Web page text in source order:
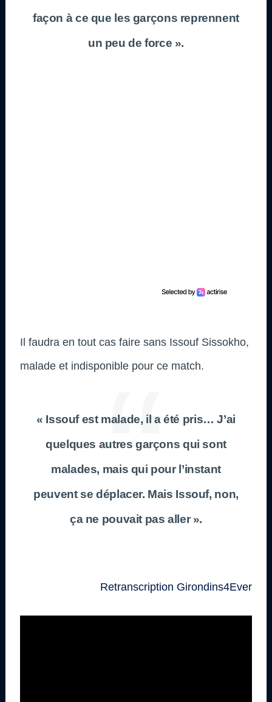
façon à ce que les garçons reprennent
un peu de force ».
Il faudra en tout cas faire sans Issouf Sissokho,
malade et indisponible pour ce match.
« Issouf est malade, il a été pris… J’ai
quelques autres garçons qui sont
malades, mais qui pour l’instant
peuvent se déplacer. Mais Issouf, non,
ça ne pouvait pas aller ».
Retranscription Girondins4Ever